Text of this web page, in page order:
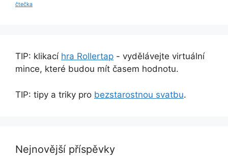
čtečka
TIP: klikací hra Rollertap - vydělávejte virtuální
mince, které budou mít časem hodnotu.
TIP: tipy a triky pro bezstarostnou svatbu.
Nejnovější příspěvky